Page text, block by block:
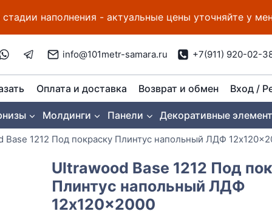
стадии наполнения - актуальные цены уточняйте у
info@101metr-samara.ru +7(911) 920-02-
Оплата и доставка Возврат и обмен Вход /
Молдинги Панели Декоративные
Base 1212 Под покраску Плинтус напольный ЛДФ
Ultrawood Base 1212 Под
Плинтус напольный ЛДФ
12x120x2000